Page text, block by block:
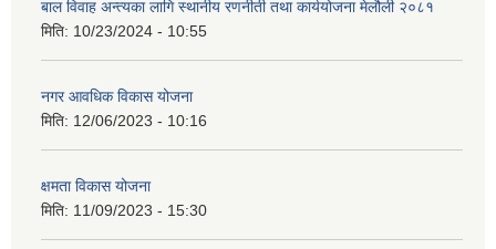
बाल विवाह अन्त्यका लागि स्थानीय रणनीती तथा कार्ययोजना मेलौली २०८१
मिति: 10/23/2024 - 10:55
नगर आवधिक विकास योजना
मिति: 12/06/2023 - 10:16
क्षमता विकास योजना
मिति: 11/09/2023 - 15:30